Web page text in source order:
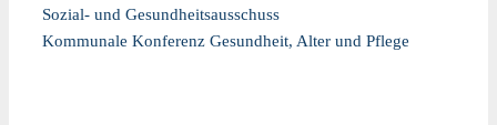
Sozial- und Gesundheitsausschuss
Kommunale Konferenz Gesundheit, Alter und Pflege